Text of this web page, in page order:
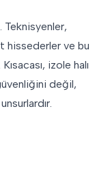
Teknisyenler,
hissederler ve bu
izole halı
değil,